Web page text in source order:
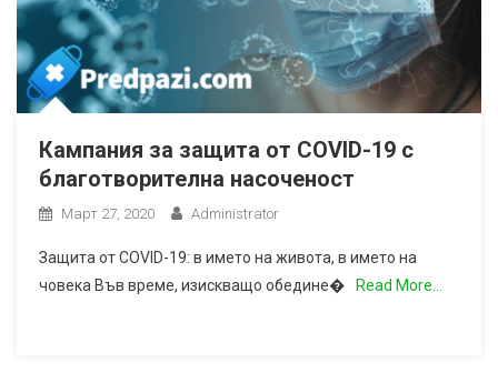
Кампания за защита от COVID-19 с
благотворителна насоченост
Март 27, 2020 Administrator
Защита от COVID-19: в името на живота, в името на
човека Във време, изискващо обедине�
Read More…